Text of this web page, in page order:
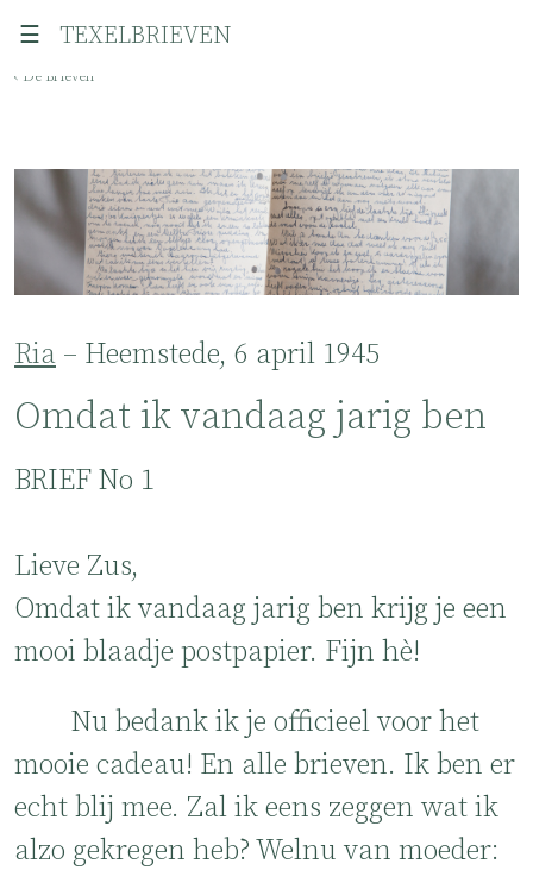
☰ TEXELBRIEVEN
‹ De Brieven
Ria – Heemstede, 6 april 1945
Omdat ik vandaag jarig ben
BRIEF No 1
Lieve Zus,
Omdat ik vandaag jarig ben krijg je een
mooi blaadje postpapier. Fijn hè!
Nu bedank ik je officieel voor het
mooie cadeau! En alle brieven. Ik ben er
echt blij mee. Zal ik eens zeggen wat ik
alzo gekregen heb? Welnu van moeder: